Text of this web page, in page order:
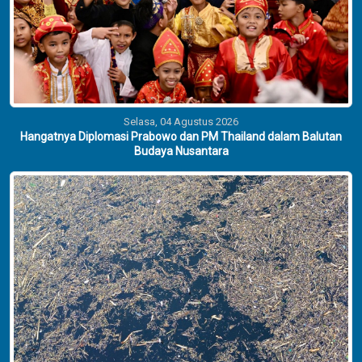
Selasa, 04 Agustus 2026
Hangatnya Diplomasi Prabowo dan PM Thailand dalam Balutan
Budaya Nusantara